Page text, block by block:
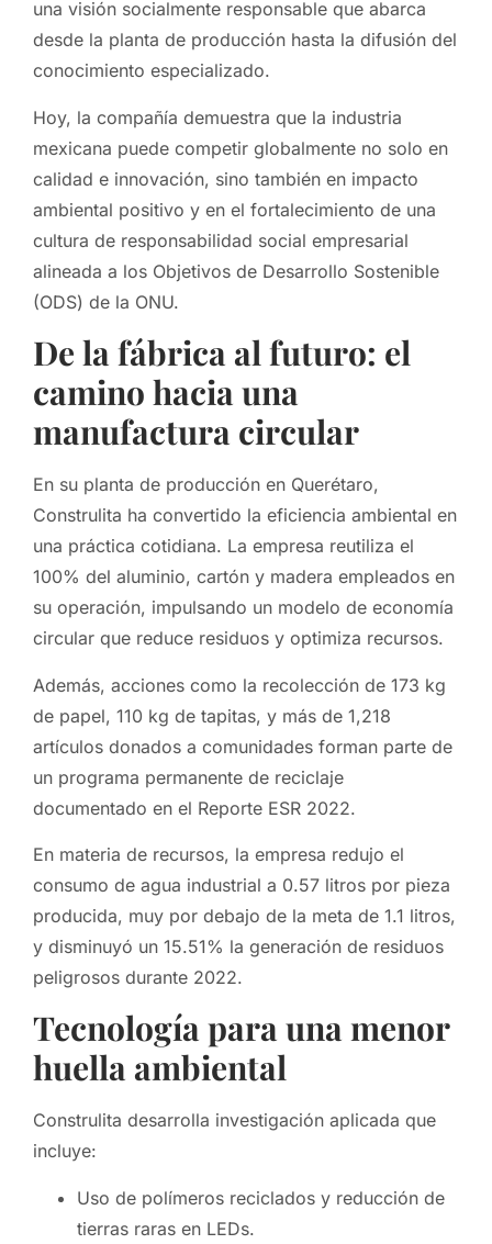
una visión socialmente responsable que abarca
desde la planta de producción hasta la difusión del
conocimiento especializado.
Hoy, la compañía demuestra que la industria
mexicana puede competir globalmente no solo en
calidad e innovación, sino también en impacto
ambiental positivo y en el fortalecimiento de una
cultura de responsabilidad social empresarial
alineada a los Objetivos de Desarrollo Sostenible
(ODS) de la ONU.
De la fábrica al futuro: el
camino hacia una
manufactura circular
En su planta de producción en Querétaro,
Construlita ha convertido la eficiencia ambiental en
una práctica cotidiana. La empresa reutiliza el
100% del aluminio, cartón y madera empleados en
su operación, impulsando un modelo de economía
circular que reduce residuos y optimiza recursos.
Además, acciones como la recolección de 173 kg
de papel, 110 kg de tapitas, y más de 1,218
artículos donados a comunidades forman parte de
un programa permanente de reciclaje
documentado en el Reporte ESR 2022.
En materia de recursos, la empresa redujo el
consumo de agua industrial a 0.57 litros por pieza
producida, muy por debajo de la meta de 1.1 litros,
y disminuyó un 15.51% la generación de residuos
peligrosos durante 2022.
Tecnología para una menor
huella ambiental
Construlita desarrolla investigación aplicada que
incluye:
Uso de polímeros reciclados y reducción de
tierras raras en LEDs.